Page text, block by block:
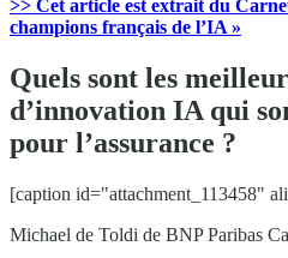
>> Cet article est extrait du
champions français de l’IA »
Quels sont les
d’innovation IA qui
pour l’assurance ?
[caption id="attachment_113458"
Michael de Toldi de BNP Paribas